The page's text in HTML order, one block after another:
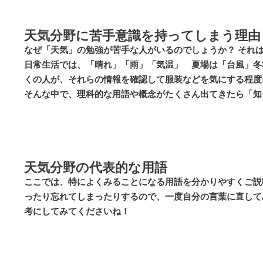
天気分野に苦手意識を持ってしまう理由
なぜ「天気」の勉強が苦手な人がいるのでしょうか？ そ
日常生活では、「晴れ」「雨」「気温」 夏場は「台風」
くの人が、それらの情報を確認して服装などを気にする程
そんな中で、理科的な用語や概念がたくさん出てきたら「
天気分野の代表的な用語
ここでは、特によくみることになる用語を分かりやすくご
ったり忘れてしまったりするので、一度自分の言葉に直し
考にしてみてくださいね！